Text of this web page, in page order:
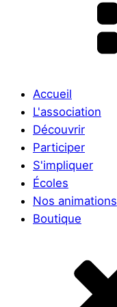
Accueil
L'association
Découvrir
Participer
S'impliquer
Écoles
Nos animations
Boutique